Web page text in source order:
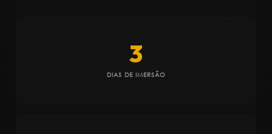
3
DIAS DE IMERSÃO